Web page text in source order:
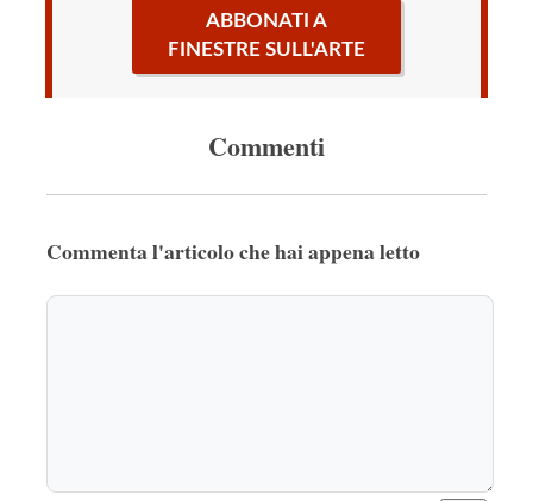
ABBONATI A
FINESTRE SULL'ARTE
Commenti
Commenta l'articolo che hai appena letto